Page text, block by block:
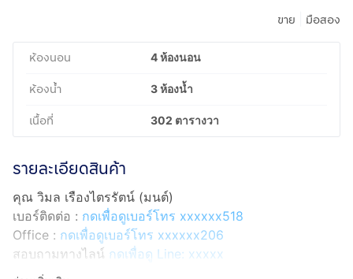
ขาย มือสอง
ห้องนอน 4 ห้องนอน
ห้องน้ำ 3 ห้องน้ำ
เนื้อที่ 302 ตารางวา
รายละเอียดสินค้า
คุณ วิมล เรืองไตรรัตน์ (มนต์)
เบอร์ติดต่อ : กดเพื่อดูเบอร์โทร xxxxxx518
Office : กดเพื่อดูเบอร์โทร xxxxxx206
สอบถามทางไลน์ กดเพื่อดู Line: xxxxx
Line ID: @interhome